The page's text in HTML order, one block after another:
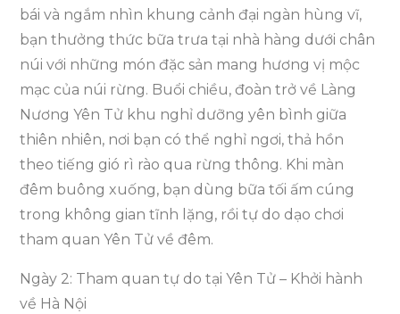
bái và ngắm nhìn khung cảnh đại ngàn hùng vĩ,
bạn thưởng thức bữa trưa tại nhà hàng dưới chân
núi với những món đặc sản mang hương vị mộc
mạc của núi rừng. Buổi chiều, đoàn trở về Làng
Nương Yên Tử khu nghỉ dưỡng yên bình giữa
thiên nhiên, nơi bạn có thể nghỉ ngơi, thả hồn
theo tiếng gió rì rào qua rừng thông. Khi màn
đêm buông xuống, bạn dùng bữa tối ấm cúng
trong không gian tĩnh lặng, rồi tự do dạo chơi
tham quan Yên Tử về đêm.
Ngày 2: Tham quan tự do tại Yên Tử – Khởi hành
về Hà Nội